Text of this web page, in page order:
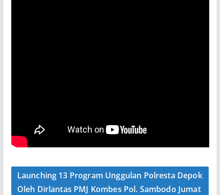
Launching 13 Program Unggulan Polresta Depok
Oleh Dirlantas PMJ Kombes Pol. Sambodo Jumat